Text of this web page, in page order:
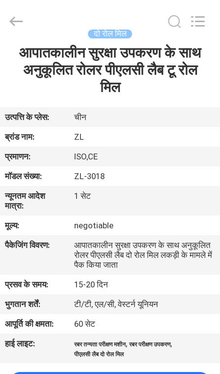
वीडियो
बारे
में
कारखाना
भ्रमण
नियंत्रण
संपर्क
करें
Technology
Reserved.
दो रोल मिल
आपातकालीन सुरक्षा उपकरण के साथ
अनुकूलित रोलर पीएलसी लैब टू रोल
मिल
उत्पत्ति के प्लेस:
चीन
ब्रांड नाम:
ZL
प्रमाणन:
ISO,CE
मॉडल संख्या:
ZL-3018
न्यूनतम आदेश
मात्रा:
1 सेट
मूल्य:
negotiable
पैकेजिंग विवरण:
आपातकालीन सुरक्षा उपकरण के साथ अनुकूलित
रोलर पीएलसी लैब दो रोल मिल लकड़ी के मामले में
पैक किया जाता
प्रसव के समय:
15-20 दिन
भुगतान शर्तें:
टी/टी, एल/सी, वेस्टर्न यूनियन
आपूर्ति की क्षमता:
60 सेट
हाई लाइट:
रबर तन्यता परीक्षण मशीन,रबर परीक्षण उपकरण,
पीएलसी लैब दो रोल मिल